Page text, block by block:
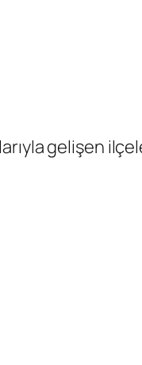
gelişen